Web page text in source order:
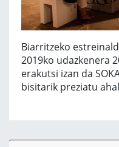
Biarritzeko
2019ko udazkenera
erakutsi izan da
bisitarik preziatu